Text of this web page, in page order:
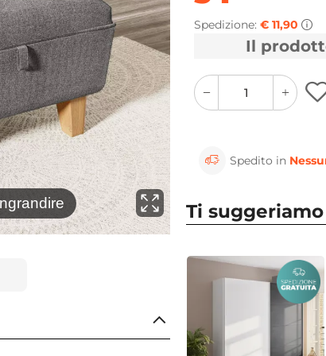
⚲
Spedizione: € 11,90
Il
quantity
button
quantity
minus
button
Spedito in
Ti